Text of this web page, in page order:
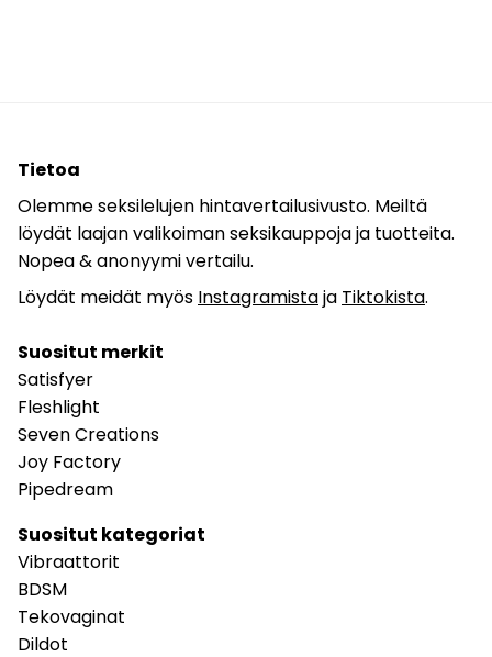
Tietoa
Olemme seksilelujen hintavertailusivusto. Meiltä
löydät laajan valikoiman seksikauppoja ja tuotteita.
Nopea & anonyymi vertailu.
Löydät meidät myös Instagramistaja Tiktokista.
Suositut merkit
Satisfyer
Fleshlight
Seven Creations
Joy Factory
Pipedream
Suositut kategoriat
Vibraattorit
BDSM
Tekovaginat
Dildot